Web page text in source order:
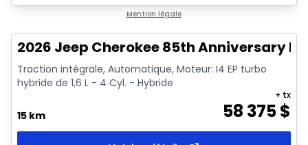
Mention légale
2026 Jeep Cherokee 85th Anniversary
Traction intégrale, Automatique, Moteur: I4 EP turbo
hybride de 1,6 L - 4 Cyl. - Hybride
15 km 58 375$
+ tx